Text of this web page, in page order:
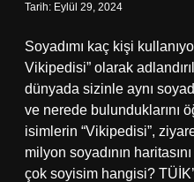
Tarih: Eylül 29, 2024
Soyadımı kaç kişi
Vikipedisi” olarak
dünyada sizinle aynı
ve nerede bulunduklarını
isimlerin “Vikipedisi”,
milyon soyadının
çok soyisim hangisi?